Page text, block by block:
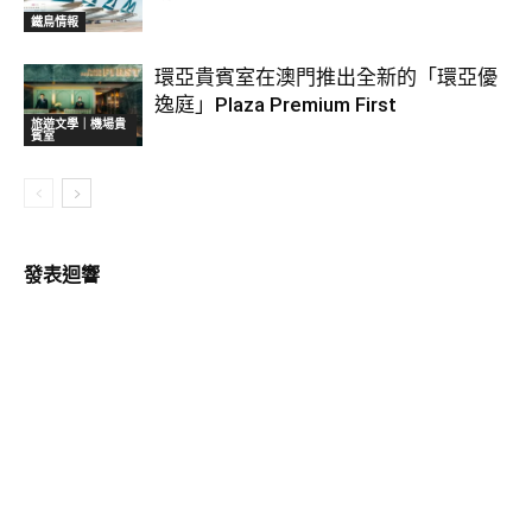
鐵鳥情報
旅遊文學｜機場貴
賓室
環亞貴賓室在澳門推出全新的「環亞優
逸庭」Plaza Premium First
發表迴響